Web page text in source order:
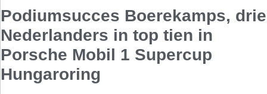
Podiumsucces Boerekamps, drie
Nederlanders in top tien in
Porsche Mobil 1 Supercup
Hungaroring